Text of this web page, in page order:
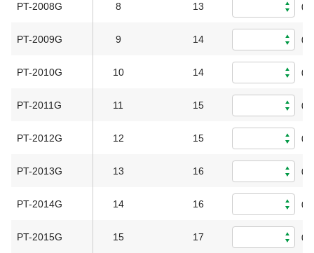
PT-2008G 8 13 0
PT-2009G 9 14 0
PT-2010G 10 14 0
PT-2011G 11 15 0
PT-2012G 12 15 0
PT-2013G 13 16 0
PT-2014G 14 16 0
PT-2015G 15 17 0